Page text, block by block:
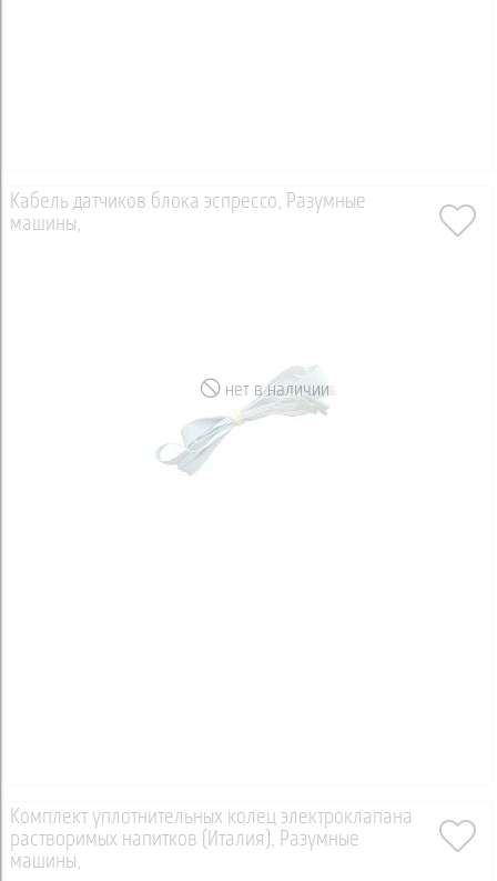
нет в наличии
Кабель датчиков блока эспрессо, Разумные
машины,
Комплект уплотнительных колец электроклапана
растворимых напитков (Италия), Разумные
машины,